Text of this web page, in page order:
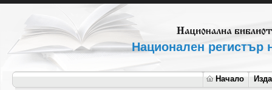
Национален регистър
Начало